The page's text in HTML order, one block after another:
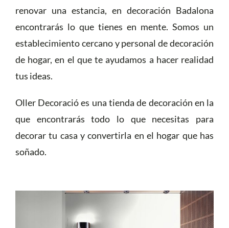
renovar una estancia, en decoración Badalona
encontrarás lo que tienes en mente. Somos un
establecimiento cercano y personal de decoración
de hogar, en el que te ayudamos a hacer realidad
tus ideas.
Oller Decoració es una tienda de decoración en la
que encontrarás todo lo que necesitas para
decorar tu casa y convertirla en el hogar que has
soñado.